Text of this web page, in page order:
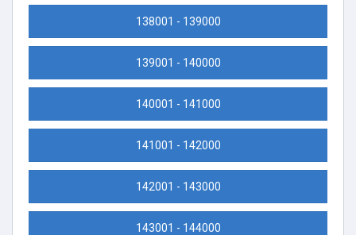
138001 - 139000
139001 - 140000
140001 - 141000
141001 - 142000
142001 - 143000
143001 - 144000